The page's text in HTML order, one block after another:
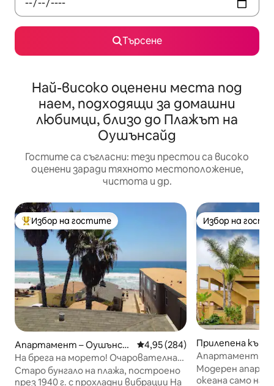
Търсене
Най-високо оценени места под
наем, подходящи за домашни
любимци, близо до Плажът на
Оушънсайд
Гостите са съгласни: тези престои са високо
оценени заради тяхното местоположение,
чистота и др.
Най-популярен избор на гостите
Избор на гостите
Апартамент – Оушънса
йд
Средна оценка: 4,95 от 5,
4,95 (284)
На брега на морето! Очарователна
ваканционна къща с 2 спални
Старо бунгало на плажа, построено
през 1940 г. с прохладни вибрации На
Избор на
Избор на
Прилепена
сайд
Апартамент на
на 1 пресечка
Модерен
океана само на